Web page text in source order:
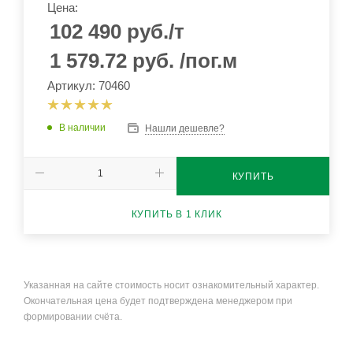
Цена:
102 490 руб./т
1 579.72 руб. /пог.м
Артикул: 70460
В наличии Нашли дешевле?
КУПИТЬ
КУПИТЬ В 1 КЛИК
Указанная на сайте стоимость носит ознакомительный характер.
Окончательная цена будет подтверждена менеджером при
формировании счёта.